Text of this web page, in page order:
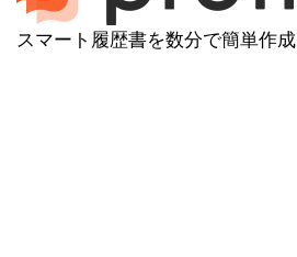
スマート履歴書を数分で簡単作成